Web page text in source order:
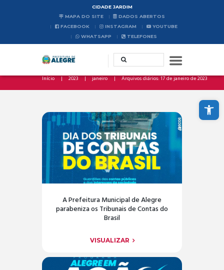
Abrir a barra de ferramentas
CIDADE JARDIM
MAPA DO SITE
DADOS ABERTOS
FACEBOOK
INSTAGRAM
YOUTUBE
WHATSAPP
TELEFONES
Início 2023 janeiro Arquivos diários: 17 de janeiro de 2023
A Prefeitura Municipal de Alegre
parabeniza os Tribunais de Contas do
Brasil
VISUALIZAR